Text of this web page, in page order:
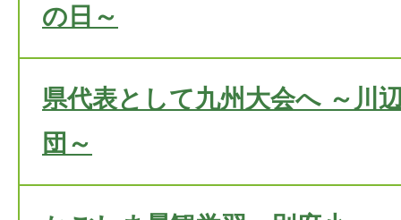
の日～
県代表として九州大会へ ～川
団～